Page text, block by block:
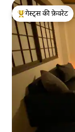
गेस्ट्स का टॉप फ़ेवरेट
गेस्ट्स की फ़ेवरेट